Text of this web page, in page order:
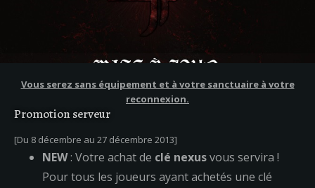
Vous serez sans équipement et à votre sanctuaire à votre
reconnexion.
Promotion serveur
[Du 8 décembre au 27 décembre 2013]
NEW: Votre achat de clé nexusvous servira !
Pour tous les joueurs ayant achetés une clé